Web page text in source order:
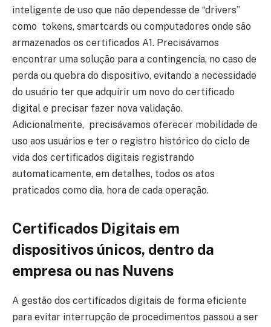
inteligente de uso que não dependesse de “drivers”
como tokens, smartcards ou computadores onde são
armazenados os certificados A1. Precisávamos
encontrar uma solução para a contingencia, no caso de
perda ou quebra do dispositivo, evitando a necessidade
do usuário ter que adquirir um novo do certificado
digital e precisar fazer nova validação.
Adicionalmente, precisávamos oferecer mobilidade de
uso aos usuários e ter o registro histórico do ciclo de
vida dos certificados digitais registrando
automaticamente, em detalhes, todos os atos
praticados como dia, hora de cada operação.
Certificados Digitais em
dispositivos únicos, dentro da
empresa ou nas Nuvens
A gestão dos certificados digitais de forma eficiente
para evitar interrupção de procedimentos passou a ser